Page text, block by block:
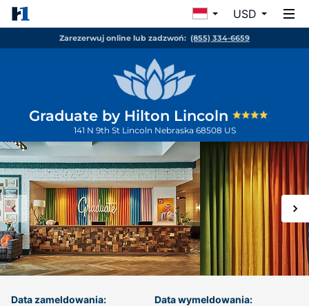
USD
Zarezerwuj online lub zadzwoń: (855) 334-6659
Graduate by Hilton Lincoln
141 N 9th St Lincoln Nebraska 68508 US
Data zameldowania: Data wymeldowania: